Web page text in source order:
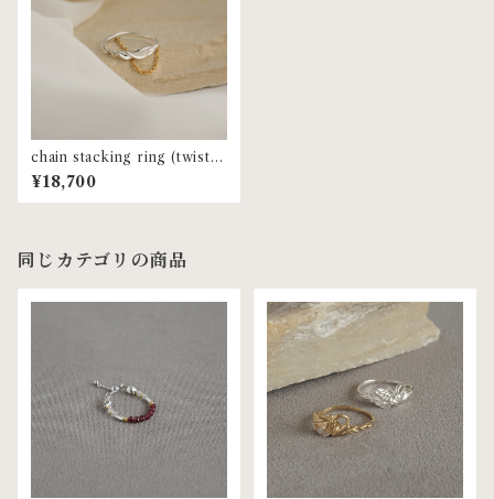
chain stacking ring (twist) |
MR-93
¥18,700
同じカテゴリの商品